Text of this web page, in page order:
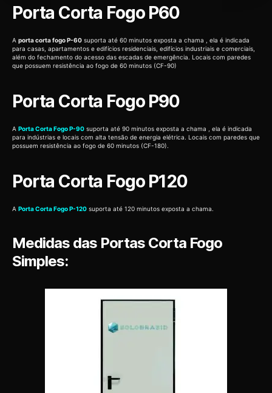
Porta Corta Fogo P60
A porta corta fogo P-60 suporta até 60 minutos exposta a chama , ela é indicada
para casas, apartamentos e edifícios residenciais, edifícios industriais e comerciais,
além do fechamento do acesso das escadas de emergência. Locais com paredes
que possuem resistência ao fogo de 60 minutos (CF-90)
Porta Corta Fogo P90
A Porta Corta Fogo P-90 suporta até 90 minutos exposta a chama , ela é indicada
para indústrias e locais com alta tensão de energia elétrica. Locais com paredes que
possuem resistência ao fogo de 60 minutos (CF-180).
Porta Corta Fogo P120
A Porta Corta Fogo P-120 suporta até 120 minutos exposta a chama.
Medidas das Portas Corta Fogo
Simples: